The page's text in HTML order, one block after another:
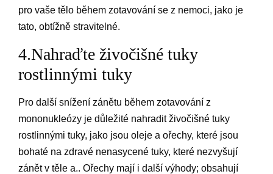
pro vaše tělo během zotavování se z nemoci, jako je
tato, obtížně stravitelné.
4.Nahraďte živočišné tuky
rostlinnými tuky
Pro další snížení zánětu během zotavování z
mononukleózy je důležité nahradit živočišné tuky
rostlinnými tuky, jako jsou oleje a ořechy, které jsou
bohaté na zdravé nenasycené tuky, které nezvyšují
zánět v těle a.. Ořechy mají i další výhody; obsahují